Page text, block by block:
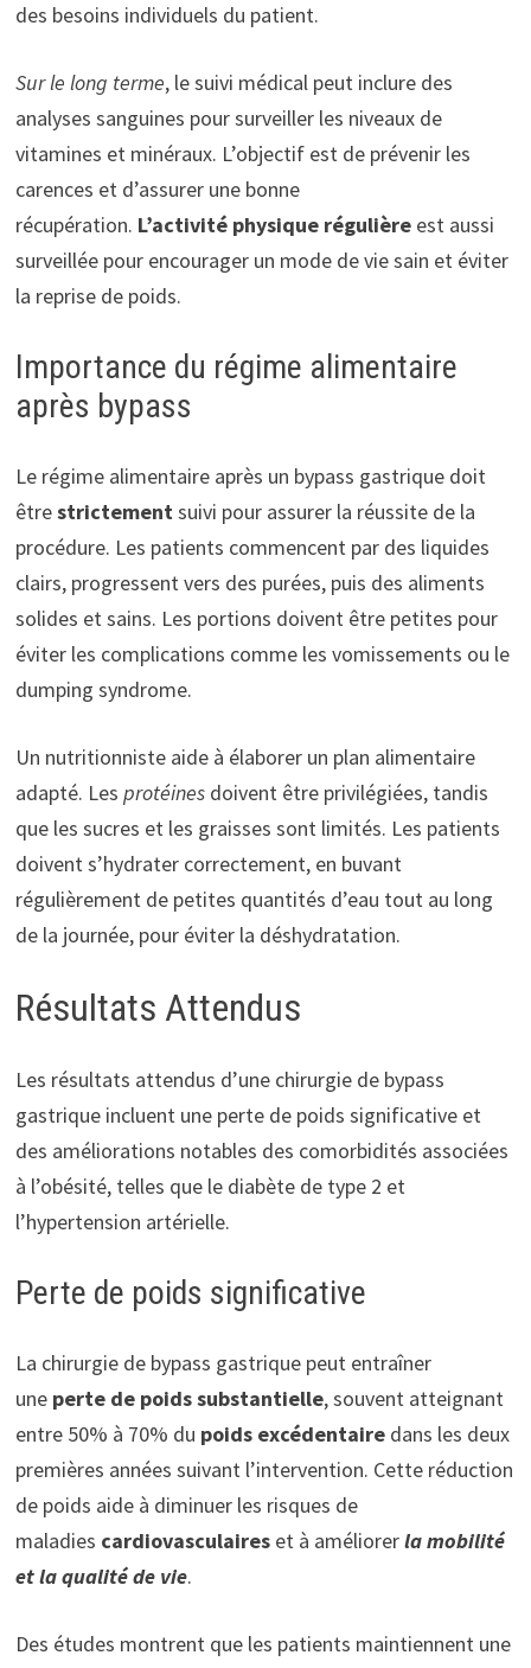
des besoins individuels du patient.
Sur le long terme, le suivi médical peut inclure des
analyses sanguines pour surveiller les niveaux de
vitamines et minéraux. L’objectif est de prévenir les
carences et d’assurer une bonne
récupération. L’activité physique régulièreest aussi
surveillée pour encourager un mode de vie sain et éviter
la reprise de poids.
Importance du régime alimentaire
après bypass
Le régime alimentaire après un bypass gastrique doit
êtrestrictementsuivi pour assurer la réussite de la
procédure. Les patients commencent par des liquides
clairs, progressent vers des purées, puis des aliments
solides et sains. Les portions doivent être petites pour
éviter les complications comme les vomissements ou le
dumping syndrome.
Un nutritionniste aide à élaborer un plan alimentaire
adapté. Les protéinesdoivent être privilégiées, tandis
que les sucres et les graisses sont limités. Les patients
doivent s’hydrater correctement, en buvant
régulièrement de petites quantités d’eau tout au long
de la journée, pour éviter la déshydratation.
Résultats Attendus
Les résultats attendus d’une chirurgie de bypass
gastrique incluent une perte de poids significative et
des améliorations notables des comorbidités associées
à l’obésité, telles que le diabète de type 2 et
l’hypertension artérielle.
Perte de poids significative
La chirurgie de bypass gastrique peut entraîner
une perte de poids substantielle, souvent atteignant
entre 50% à 70% du poids excédentairedans les deux
premières années suivant l’intervention. Cette réduction
de poids aide à diminuer les risques de
maladies cardiovasculaireset à améliorerla mobilité
et la qualité de vie.
Des études montrent que les patients maintiennent une